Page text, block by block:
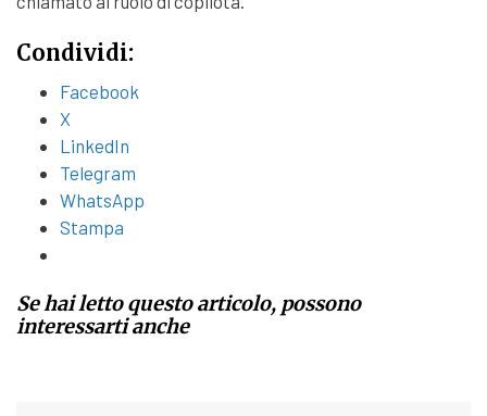
Condividi:
Facebook
X
LinkedIn
Telegram
WhatsApp
Stampa
Se hai letto questo articolo, possono
interessarti anche